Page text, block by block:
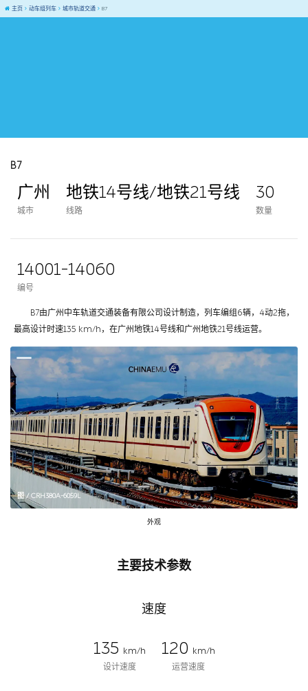
主页 动车组列车 城市轨道交通 B7
B7
广州
城市
地铁14号线/地铁21号线
线路
30
数量
14001-14060
编号
B7由广州中车轨道交通装备有限公司设计制造，列车编组6辆，4动2拖，
最高设计时速135 km/h，在广州地铁14号线和广州地铁21号线运营。
图 / CRH380A-6059L
外观
主要技术参数
速度
135
km/h
设计速度
120
km/h
运营速度